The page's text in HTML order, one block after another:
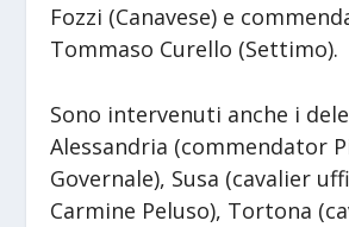
Fozzi (Canavese) e
Tommaso Curello (Settimo).
Sono intervenuti anche i
Alessandria (commendator
Governale), Susa (cavalier
Carmine Peluso), Tortona